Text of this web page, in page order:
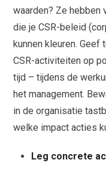
waarden? Ze
die je CSR-beleid
kunnen kleuren.
CSR-activiteiten op
tijd – tijdens de
het management.
in de organisatie
welke impact acties
Leg concrete